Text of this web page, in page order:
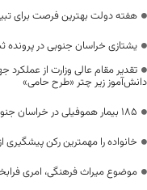
هفته دولت بهترین فرصت برای
یشتازی خراسان جنوبی در پرونده
دانش‌آموز زیر چتر «طرح حامی»
۱۸۵ بیمار هموفیلی در خراسان جنوبی تحت پوشش خدمات بیمه سلامت قرار دارند
خانواده را مهمترین رکن
موضوع میراث فرهنگی، امری